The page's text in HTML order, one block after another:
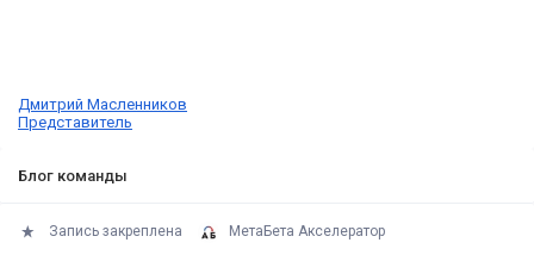
Дмитрий Масленников
Представитель
Блог команды
Запись закреплена МетаБета Акселератор